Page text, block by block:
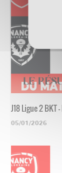
J18 Ligue 2 BKT
05/01/2026